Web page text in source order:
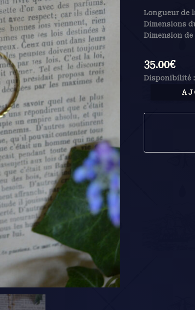
Longueur de
Dimensions
Dimension de
35.00€
Disponibilité :